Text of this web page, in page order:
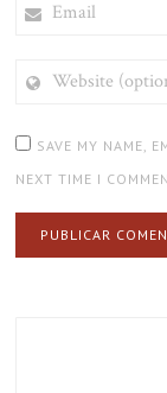
(OPTIONAL)
SAVE MY NAME,
NEXT TIME I